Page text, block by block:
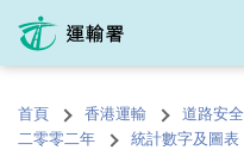
內
的
開
首頁 香港運輸 道路安全
二零零二年
統計數字及圖表